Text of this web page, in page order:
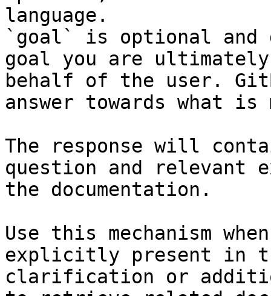
language.
`goal` is optional and
goal you are
behalf of the user.
answer towards what
The response will
question and relevant
the documentation.
Use this mechanism
explicitly present in
clarification or